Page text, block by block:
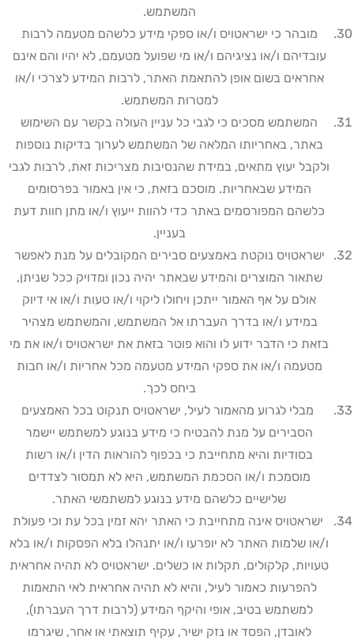
המשתמש.
מובהר כי ישראטויס ו/או ספקי מידע כלשהם מטעמה לרבות
עובדיהם ו/או נציגיהם ו/או מי שפועל מטעמם, לא יהיו והם אינם
אחראים בשום אופן להתאמת האתר, לרבות המידע לצרכי ו/או
למטרות המשתמש.
המשתמש מסכים כי לגבי כל עניין העולה בקשר עם השימוש
באתר, באחריותו המלאה של המשתמש לערוך בדיקות נוספות
ולקבל יעוץ מתאים, במידת שהנסיבות מצריכות זאת, לרבות לגבי
המידע שבאחריות. מוסכם בזאת, כי אין באמור בפרסומים
כלשהם המפורסמים באתר כדי להוות ייעוץ ו/או מתן חוות דעת
בעניין.
ישראטויס נוקטת באמצעים סבירים המקובלים על מנת לאפשר
שתאור המוצרים והמידע שבאתר יהיה נכון ומדויק ככל שניתן,
אולם על אף האמור ייתכן ויחולו ליקוי ו/או טעות ו/או אי דיוק
במידע ו/או בדרך העברתו אל המשתמש, והמשתמש מצהיר
בזאת כי הדבר ידוע לו והוא פוטר בזאת את ישראטויס ו/או את מי
מטעמה ו/או את ספקי המידע מטעמה מכל אחריות ו/או חבות
ביחס לכך.
מבלי לגרוע מהאמור לעיל, ישראטויס תנקוט בכל האמצעים
הסבירים על מנת להבטיח כי מידע בנוגע למשתמש יישמר
בסודיות והיא מתחייבת כי בכפוף להוראות הדין ו/או רשות
מוסמכת ו/או הסכמת המשתמש, היא לא תמסור לצדדים
שלישיים כלשהם מידע בנוגע למשתמשי האתר.
ישראטויס אינה מתחייבת כי האתר יהא זמין בכל עת וכי פעולת
ו/או שלמות האתר לא יופרעו ו/או יתנהלו בלא הפסקות ו/או בלא
טעויות, קלקולים, תקלות או כשלים. ישראטויס לא תהיה אחראית
להפרעות כאמור לעיל, והיא לא תהיה אחראית לאי התאמות
למשתמש בטיב, אופי והיקף המידע (לרבות דרך העברתו),
לאובדן, הפסד או נזק ישיר, עקיף תוצאתי או אחר, שיגרמו